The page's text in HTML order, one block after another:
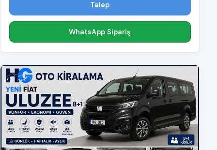
Talep
WhatsApp Sipariş